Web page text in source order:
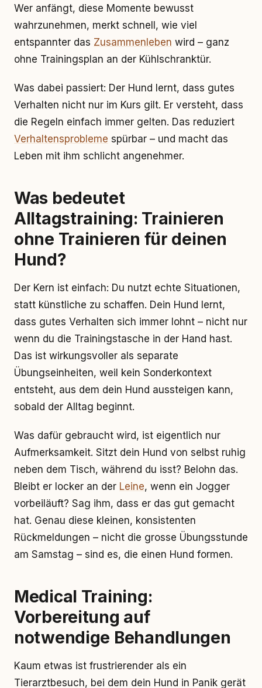
Wer anfängt, diese Momente bewusst
wahrzunehmen, merkt schnell, wie viel
entspannter das Zusammenleben wird – ganz
ohne Trainingsplan an der Kühlschranktür.
Was dabei passiert: Der Hund lernt, dass gutes
Verhalten nicht nur im Kurs gilt. Er versteht, dass
die Regeln einfach immer gelten. Das reduziert
Verhaltensprobleme spürbar – und macht das
Leben mit ihm schlicht angenehmer.
Was bedeutet
Alltagstraining: Trainieren
ohne Trainieren für deinen
Hund?
Der Kern ist einfach: Du nutzt echte Situationen,
statt künstliche zu schaffen. Dein Hund lernt,
dass gutes Verhalten sich immer lohnt – nicht nur
wenn du die Trainingstasche in der Hand hast.
Das ist wirkungsvoller als separate
Übungseinheiten, weil kein Sonderkontext
entsteht, aus dem dein Hund aussteigen kann,
sobald der Alltag beginnt.
Was dafür gebraucht wird, ist eigentlich nur
Aufmerksamkeit. Sitzt dein Hund von selbst ruhig
neben dem Tisch, während du isst? Belohn das.
Bleibt er locker an der Leine, wenn ein Jogger
vorbeiläuft? Sag ihm, dass er das gut gemacht
hat. Genau diese kleinen, konsistenten
Rückmeldungen – nicht die grosse Übungsstunde
am Samstag – sind es, die einen Hund formen.
Medical Training:
Vorbereitung auf
notwendige Behandlungen
Kaum etwas ist frustrierender als ein
Tierarztbesuch, bei dem dein Hund in Panik gerät